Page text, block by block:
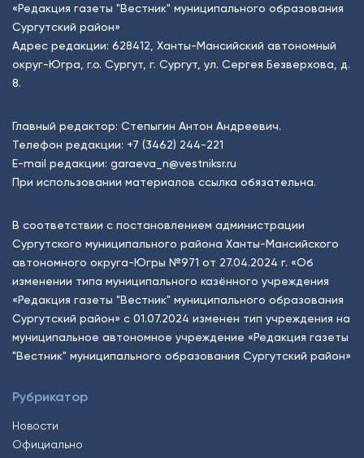
«Редакция газеты "Вестник" муниципального образования
Сургутский район»
Адрес редакции: 628412, Ханты-Мансийский автономный
округ-Югра, г.о. Сургут, г. Сургут, ул. Сергея Безверхова, д.
8.
Главный редактор: Степыгин Антон Андреевич.
Телефон редакции: +7 (3462) 244-221
E-mail редакции: garaeva_n@vestniksr.ru
При использовании материалов ссылка обязательна.
В соответствии с постановлением администрации
Сургутского муниципального района Ханты-Мансийского
автономного округа-Югры №971 от 27.04.2024 г. «Об
изменении типа муниципального казённого учреждения
«Редакция газеты "Вестник" муниципального образования
Сургутский район» с 01.07.2024 изменен тип учреждения на
муниципальное автономное учреждение «Редакция газеты
"Вестник" муниципального образования Сургутский район»
Рубрикатор
Новости
Официально